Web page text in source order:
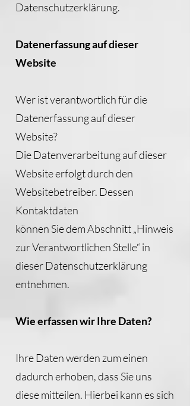
Datenschutzerklärung.
Datenerfassung auf dieser
Website
Wer ist verantwortlich für die
Datenerfassung auf dieser
Website?
Die Datenverarbeitung auf dieser
Website erfolgt durch den
Websitebetreiber. Dessen
Kontaktdaten
können Sie dem Abschnitt „Hinweis
zur Verantwortlichen Stelle“ in
dieser Datenschutzerklärung
entnehmen.
Wie erfassen wir Ihre Daten?
Ihre Daten werden zum einen
dadurch erhoben, dass Sie uns
diese mitteilen. Hierbei kann es sich